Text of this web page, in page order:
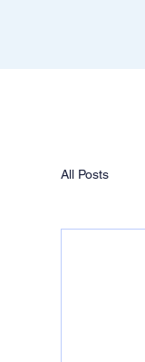
All Posts